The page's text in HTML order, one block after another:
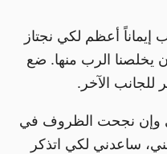
إيماناً أعظم لكي نجتاز
يخلصنا الرب منها. ضع
للجانب الآخر.
وإن نجحت الظروف في
ساعدني لكي اتذكر